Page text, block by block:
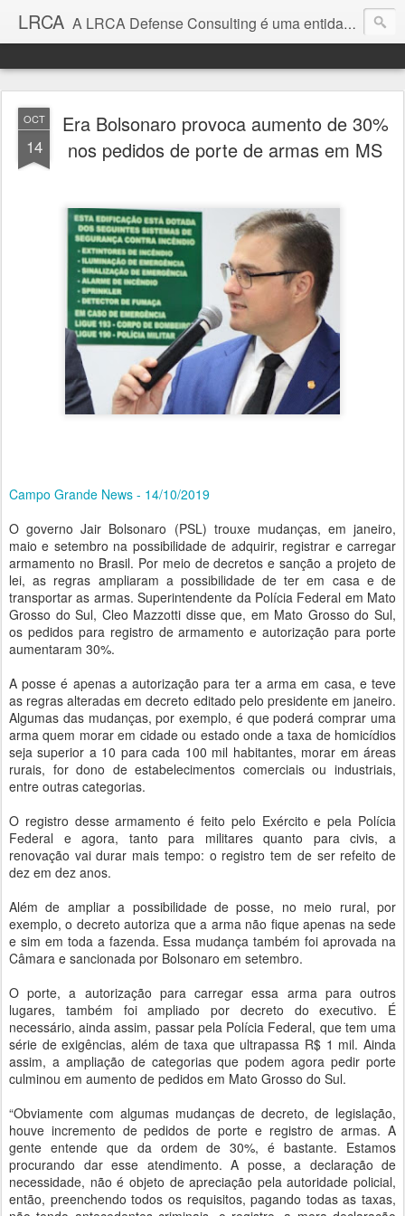
LRCA A LRCA Defense Consulting é uma entidade sem fins lucrativos que se dedica a produzir e divulgar notícias e análises sobre as Empresas de Defesa. Não somos jornalistas e nem este é um blog jornalístico.
OCT
14
Era Bolsonaro provoca aumento de 30%
nos pedidos de porte de armas em MS
Campo Grande News - 14/10/2019
O governo Jair Bolsonaro (PSL) trouxe mudanças, em janeiro,
maio e setembro na possibilidade de adquirir, registrar e carregar
armamento no Brasil. Por meio de decretos e sanção a projeto de
lei, as regras ampliaram a possibilidade de ter em casa e de
transportar as armas. Superintendente da Polícia Federal em Mato
Grosso do Sul, Cleo Mazzotti disse que, em Mato Grosso do Sul,
os pedidos para registro de armamento e autorização para porte
aumentaram 30%.
A posse é apenas a autorização para ter a arma em casa, e teve
as regras alteradas em decreto editado pelo presidente em janeiro.
Algumas das mudanças, por exemplo, é que poderá comprar uma
arma quem morar em cidade ou estado onde a taxa de homicídios
seja superior a 10 para cada 100 mil habitantes, morar em áreas
rurais, for dono de estabelecimentos comerciais ou industriais,
entre outras categorias.
O registro desse armamento é feito pelo Exército e pela Polícia
Federal e agora, tanto para militares quanto para civis, a
renovação vai durar mais tempo: o registro tem de ser refeito de
dez em dez anos.
Além de ampliar a possibilidade de posse, no meio rural, por
exemplo, o decreto autoriza que a arma não fique apenas na sede
e sim em toda a fazenda. Essa mudança também foi aprovada na
Câmara e sancionada por Bolsonaro em setembro.
O porte, a autorização para carregar essa arma para outros
lugares, também foi ampliado por decreto do executivo. É
necessário, ainda assim, passar pela Polícia Federal, que tem uma
série de exigências, além de taxa que ultrapassa R$ 1 mil. Ainda
assim, a ampliação de categorias que podem agora pedir porte
culminou em aumento de pedidos em Mato Grosso do Sul.
“Obviamente com algumas mudanças de decreto, de legislação,
houve incremento de pedidos de porte e registro de armas. A
gente entende que da ordem de 30%, é bastante. Estamos
procurando dar esse atendimento. A posse, a declaração de
necessidade, não é objeto de apreciação pela autoridade policial,
então, preenchendo todos os requisitos, pagando todas as taxas,